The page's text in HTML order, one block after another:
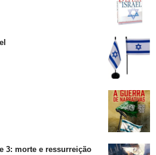
3: morte e ressurreição